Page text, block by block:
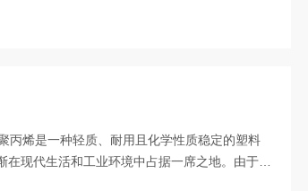
丙烯是一种轻质、耐用且化学性质稳定的塑料
现代生活和工业环境中占据一席之地。由于其